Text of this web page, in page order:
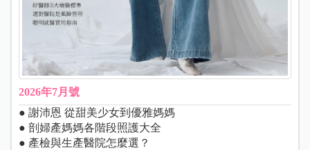
2026年7月號
● 謝沛恩 從甜美少女到優雅媽媽
● 剖婦產媽媽各階段照護大全
● 產檢與生產醫院怎麼選？